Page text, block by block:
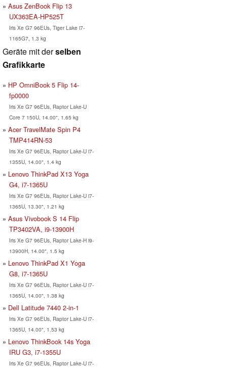
Asus ZenBook Flip 13
UX363EA-HP525T
Iris Xe G7 96EUs, Tiger Lake i7-
1165G7, 1.3 kg
Geräte mit derselben
Grafikkarte
HP OmniBook 5 Flip 14-
fp0000
Iris Xe G7 96EUs, Raptor Lake-U
Core 7 150U, 14.00", 1.65 kg
Acer TravelMate Spin P4
TMP414RN-53
Iris Xe G7 96EUs, Raptor Lake-U i7-
1355U, 14.00", 1.4 kg
Lenovo ThinkPad X13 Yoga
G4, i7-1365U
Iris Xe G7 96EUs, Raptor Lake-U i7-
1365U, 13.30", 1.21 kg
Asus Vivobook S 14 Flip
TP3402VA, i9-13900H
Iris Xe G7 96EUs, Raptor Lake-H i9-
13900H, 14.00", 1.5 kg
Lenovo ThinkPad X1 Yoga
G8, i7-1365U
Iris Xe G7 96EUs, Raptor Lake-U i7-
1365U, 14.00", 1.38 kg
Dell Latitude 7440 2-in-1
Iris Xe G7 96EUs, Raptor Lake-U i7-
1365U, 14.00", 1.53 kg
Lenovo ThinkBook 14s Yoga
IRU G3, i7-1355U
Iris Xe G7 96EUs, Raptor Lake-U i7-